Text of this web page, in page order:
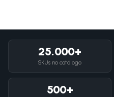
25.000+
SKUs no catálogo
500+